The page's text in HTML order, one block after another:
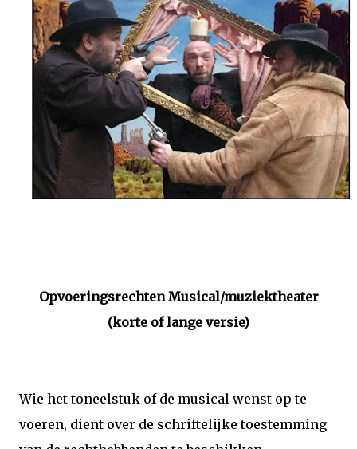
Opvoeringsrechten Musical/muziektheater
(korte of lange versie)
Wie het toneelstuk of de musical wenst op te
voeren, dient over de schriftelijke toestemming